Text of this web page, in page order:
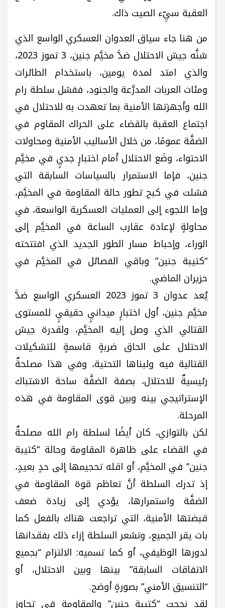
العقبة سيِّء الصيت ذاك.
من هنا جاء سياق العدوان العسكري الواسع الذي
شنَّه جيش الاحتلال ضدَّ مخيَّم جنين، 3 تموز 2023،
والذي امتد لمدة يومين، باستخدام الطائرات
ومئات العربات المدرَّعة والجنود، ففشل سلطة رام
الله وأجهزتها الأمنية بما تعهدت به للاحتلال في
اجتماع العقبة بالقضاء على الحراك المقاوم في
الضفَّة عمومًا، من خلال الأساليب الأمنية ومحاولات
الاحتواء، وضَع الاحتلال أمام اختبارٍ جديٍ في مخيَّم
جنين، فإما الاستمرار بالسياسات السابقة التي
فشلت في كبح تطور حالة المقاومة في المخيَّم،
وإما اللجوء إلى العمليات العسكرية الواسعة، في
محاولةٍ لإعادة عقارب الساعة في المخيَّم إلى
الوراء، وإحباط مسار الطور الجديد الذي افتتحته
“كتيبة جنين” وباقي الفصائل في المخيَّم في
حزيران الماضي.
يُعد عدوان 3 تموز 2023 العسكري الواسع ضدَّ
مخيَّم جنين، أول اختبارٍ ميدانيٍ حقيقيٍ للمستوى
القتالي الذي وصل إليه المخيَّم، ولقدرة جيش
الاحتلال على الحاق ضربةٍ قاسمةٍ للتشكيلات
القتالية فيه ولبناها التحتية، وفي هذا مصلحةٌ
رئيسيةٌ للاحتلال، بصفة الضفَّة ساحة الاشتباك
الإستراتيجي بينه وبين قوى المقاومة في هذه
المرحلة.
لكن بالتوازي، كان أيضًا لسلطة رام الله مصلحةٌ
في القضاء على ظاهرة المقاومة وحالة “كتيبة
جنين” في المخيَّم، أو اقله تحجيمها إلى حدٍ بعيدٍ،
إذ تدرك السلطة أنَّ تعاظم قوة المقاومة في
الضفَّة واستمرارها، يؤدي إلى زيادة ضعف
قبضتها الأمنية، التي تراجعت هناك بالفعل كما
بات يقر الجميع، وتشعر السلطة إزاء ذلك بفقدانها
لدورها الوظيفي، أو كما تسميه: الالتزام “بجميع
الاتفاقات السابقة” بينها وبين الاحتلال، أو
“التنسيق الأمني” بصورةٍ أوضح.
لقد نجحت “كتيبة جنين” والمقاومة في تجاوز